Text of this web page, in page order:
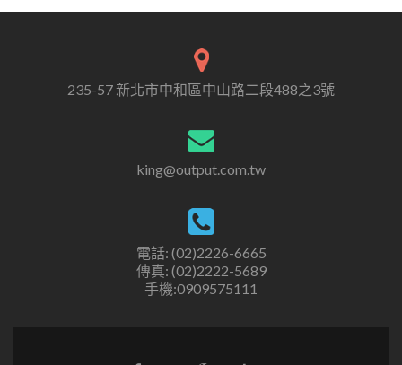
235-57 新北市中和區中山路二段488之3號
king@output.com.tw
電話: (02)2226-6665
傳真: (02)2222-5689
手機:0909575111